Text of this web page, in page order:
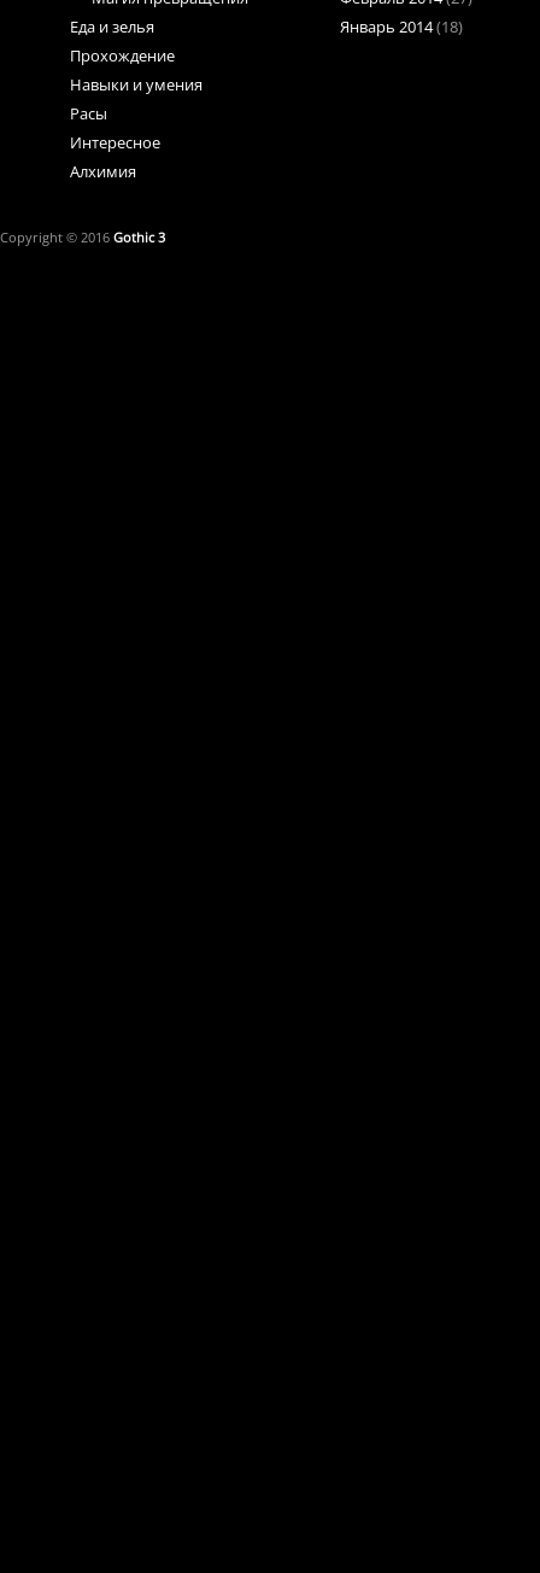
Еда и зелья
Прохождение
Навыки и умения
Расы
Интересное
Алхимия
Январь 2014(18)
Copyright © 2016 Gothic 3